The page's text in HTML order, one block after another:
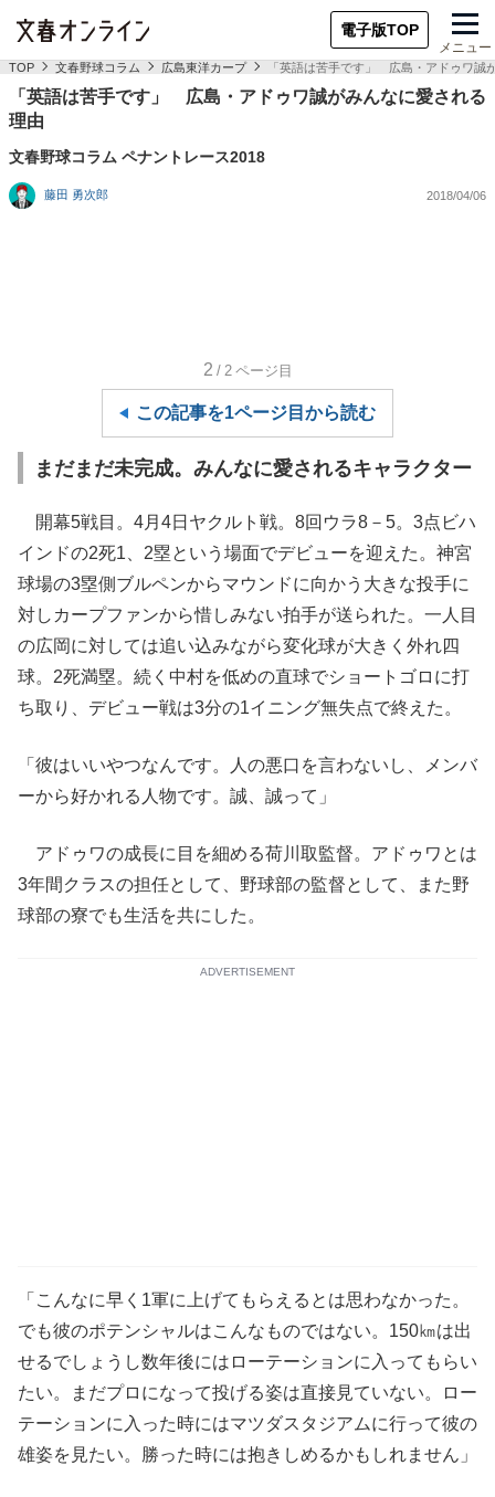
電子版TOP
メニュー
TOP 文春野球コラム 広島東洋カープ 「英語は苦手です」 広島・アドゥワ誠
「英語は苦手です」 広島・アドゥワ誠がみんなに愛される
理由
文春野球コラム ペナントレース2018
藤田 勇次郎 2018/04/06
2 /2 ページ目
この記事を1ページ目から読む
まだまだ未完成。みんなに愛されるキャラクター
開幕5戦目。4月4日ヤクルト戦。8回ウラ8－5。3点ビハ
インドの2死1、2塁という場面でデビューを迎えた。神宮
球場の3塁側ブルペンからマウンドに向かう大きな投手に
対しカープファンから惜しみない拍手が送られた。一人目
の広岡に対しては追い込みながら変化球が大きく外れ四
球。2死満塁。続く中村を低めの直球でショートゴロに打
ち取り、デビュー戦は3分の1イニング無失点で終えた。
「彼はいいやつなんです。人の悪口を言わないし、メンバ
ーから好かれる人物です。誠、誠って」
アドゥワの成長に目を細める荷川取監督。アドゥワとは
3年間クラスの担任として、野球部の監督として、また野
球部の寮でも生活を共にした。
ADVERTISEMENT
「こんなに早く1軍に上げてもらえるとは思わなかった。
でも彼のポテンシャルはこんなものではない。150㎞は出
せるでしょうし数年後にはローテーションに入ってもらい
たい。まだプロになって投げる姿は直接見ていない。ロー
テーションに入った時にはマツダスタジアムに行って彼の
雄姿を見たい。勝った時には抱きしめるかもしれません」